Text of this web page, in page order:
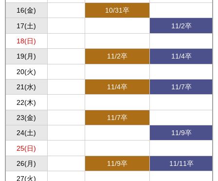
16(金)
10/31卒
17(土)
11/2卒
18(日)
19(月)
11/2卒
11/4卒
20(火)
21(水)
11/4卒
11/7卒
22(木)
23(金)
11/7卒
24(土)
11/9卒
25(日)
26(月)
11/9卒
11/11卒
27(火)